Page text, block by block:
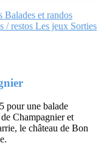
Balades et randos
/ restos Les jeux Sorties
pour une balade
Champagnier et
le château de Bon